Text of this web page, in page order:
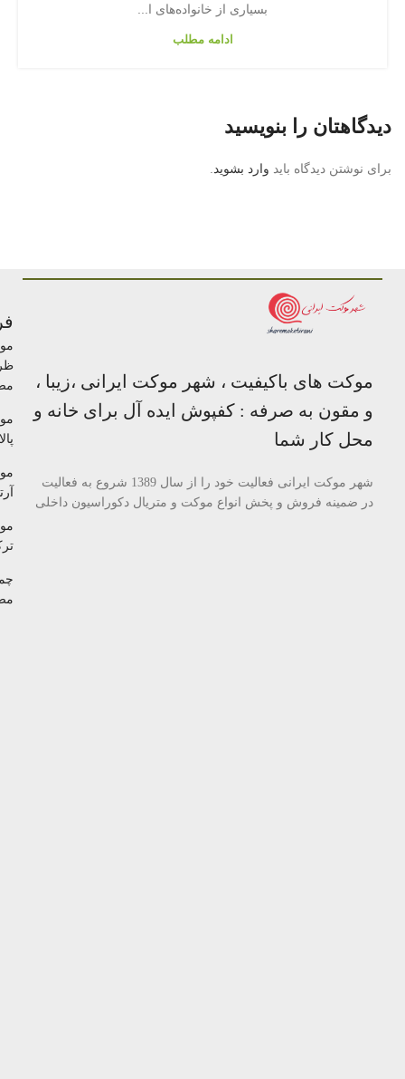
بسیاری از خانواده‌های ا...
ادامه مطلب
دیدگاهتان را بنویسید
برای نوشتن دیدگاه باید وارد بشوید
موکت های باکیفیت ، شهر موکت ایرانی ،زیبا ،
و مقون به صرفه : کفپوش ایده آل برای خانه و
محل کار شما
شهر موکت ایرانی فعالیت خود را از سال 1389 شروع به فعالیت
در ضمینه فروش و پخش انواع موکت و متریال دکوراسیون داخلی